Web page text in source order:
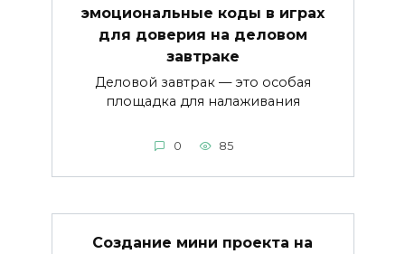
эмоциональные коды в играх
для доверия на деловом
завтраке
Деловой завтрак — это особая
площадка для налаживания
0 85
Создание мини проекта на